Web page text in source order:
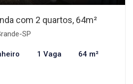
com 2 quartos, 64m²
SP
1 Vaga 64 m²